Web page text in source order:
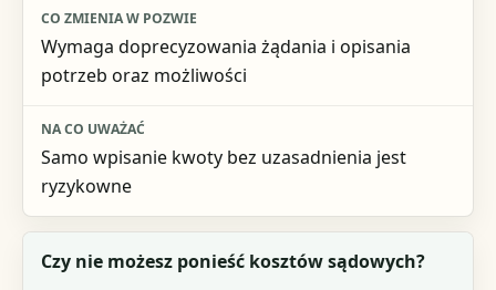
Wymaga doprecyzowania żądania i opisania
potrzeb oraz możliwości
Samo wpisanie kwoty bez uzasadnienia jest
ryzykowne
Czy nie możesz ponieść kosztów sądowych?